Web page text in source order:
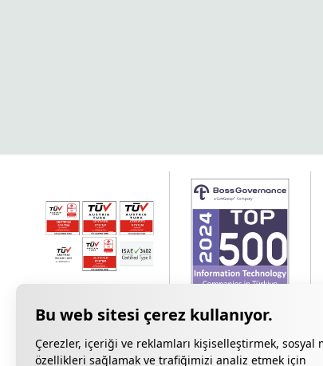
Çerezler, içeriği ve reklamları kişiselleştirmek, sosyal
özellikleri sağlamak ve trafiğimizi analiz etmek için